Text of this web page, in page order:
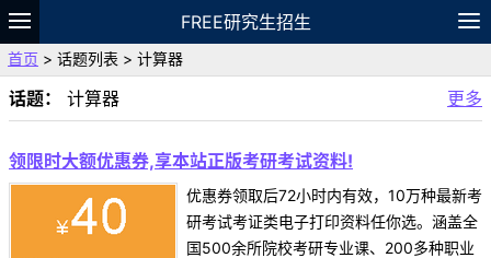
FREE研究生招生
题库
故事 专题
VIP
资料
首页 > 话题列表 > 计算器
话题： 计算器 更多
领限时大额优惠券,享本站正版考研考试资料!
优惠券领取后72小时内有效，10万种最新考
研考试考证类电子打印资料任你选。涵盖全
国500余所院校考研专业课、200多种职业